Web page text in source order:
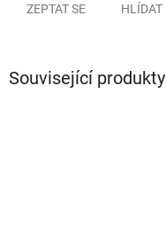
ZEPTAT SE HLÍDAT
Související produkty